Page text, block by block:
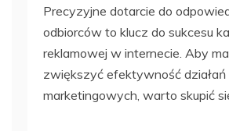
Precyzyjne dotarcie do
odbiorców to klucz do sukcesu
reklamowej w internecie. Aby
zwiększyć efektywność działań
marketingowych, warto skupić